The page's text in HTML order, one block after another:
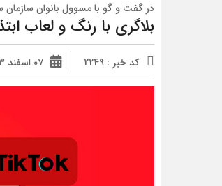
در گفت و گو با مسوول بانوان
بلاگری با رنگ و لعاب
کد خبر : 2249 ۰۷ اسفند ۱۴۰۳ - ۱۶:۵۱